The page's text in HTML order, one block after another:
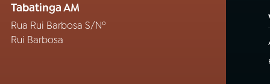
Tabatinga AM
Rua Rui Barbosa S/Nº
Rui Barbosa